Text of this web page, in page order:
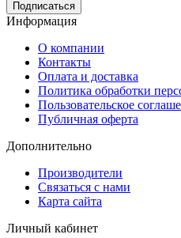
Информация
О компании
Контакты
Оплата и доставка
Политика обработки
Пользовательское
Публичная оферта
Дополнительно
Производители
Связаться с нами
Карта сайта
Личный кабинет